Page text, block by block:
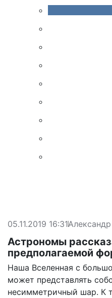
05.11.2019 16:31
Астрономы
предполагаемой
Наша Вселенная с
может представлять
несимметричный шар. К